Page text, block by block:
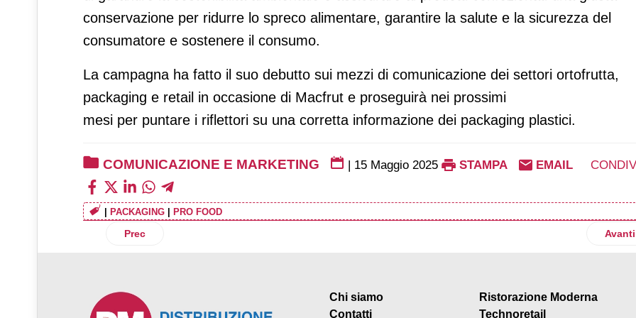
conservazione per ridurre lo spreco alimentare, garantire la salute e la sicurezza del
consumatore e sostenere il consumo.
La campagna ha fatto il suo debutto sui mezzi di comunicazione dei settori ortofrutta,
packaging e retail in occasione di Macfrut e proseguirà nei prossimi
mesi per puntare i riflettori su una corretta informazione dei packaging plastici.
COMUNICAZIONE E MARKETING | 15 Maggio 2025 STAMPA EMAIL
PACKAGING PRO FOOD
Articolo precedente: Pinalli debutta in tv
Prec Avanti
Chi siamo
Contatti
Ristorazione Moderna
Technoretail